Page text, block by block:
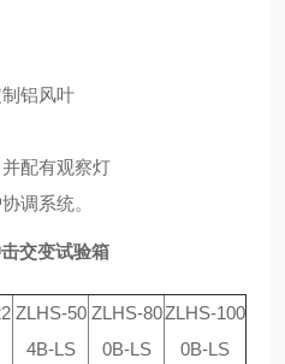
铝风叶
配有观察灯
调系统。
交变试验箱
ZLHS-50
4B-LS
ZLHS-80
0B-LS
ZLHS-100
0B-LS